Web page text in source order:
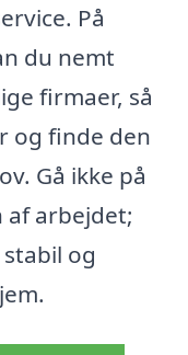
På
du nemt
firmaer, så
og finde den
Gå ikke på
af arbejdet;
og